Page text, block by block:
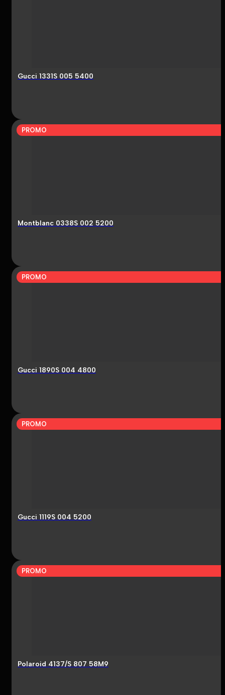
Gucci 1331S 005 5400
PROMO
Montblanc 0338S 002 5200
PROMO
Gucci 1890S 004 4800
PROMO
Gucci 1119S 004 5200
PROMO
Polaroid 4137/S 807 58M9